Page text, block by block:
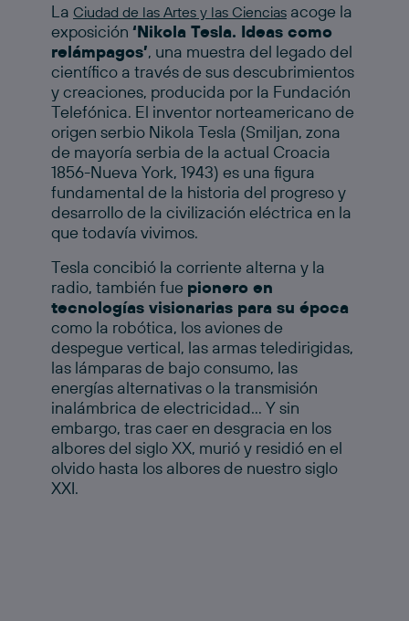
La Ciudad de las Artes y las Ciencias acoge la
exposición ‘Nikola Tesla. Ideas como
relámpagos’, una muestra del legado del
científico a través de sus descubrimientos
y creaciones, producida por la Fundación
Telefónica. El inventor norteamericano de
origen serbio Nikola Tesla (Smiljan, zona
de mayoría serbia de la actual Croacia
1856-Nueva York, 1943) es una figura
fundamental de la historia del progreso y
desarrollo de la civilización eléctrica en la
que todavía vivimos.
Tesla concibió la corriente alterna y la
radio, también fue pionero en
tecnologías visionarias para su época
como la robótica, los aviones de
despegue vertical, las armas teledirigidas,
las lámparas de bajo consumo, las
energías alternativas o la transmisión
inalámbrica de electricidad… Y sin
embargo, tras caer en desgracia en los
albores del siglo XX, murió y residió en el
olvido hasta los albores de nuestro siglo
XXI.